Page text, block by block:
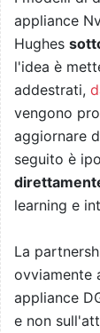
appliance
Hughes
l'idea è
addestrati,
vengono
aggiornare
seguito è
learning e
La
ovviamente
appliance
e non